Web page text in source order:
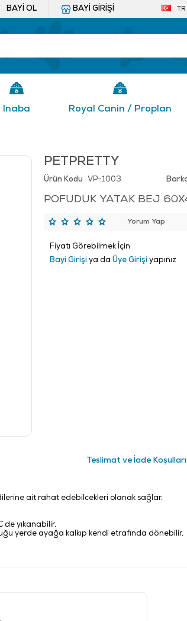
BAYI OL BAYI GIRIŞI
Inaba Royal Canin / Proplan
PETPRETTY
Ürün Kodu : VP-1003
POFUDUK YATAK BEJ
Yorum Yap
Fiyatı Görebilmek İçin
Bayi Girişi ya da Üye Girişi yapınız
Teslimat ve İade Koşulları
ait rahat edebilcekleri olanak sağlar.
de yıkanabilir.
yerde ayağa kalkıp kendi etrafında dönebilir.